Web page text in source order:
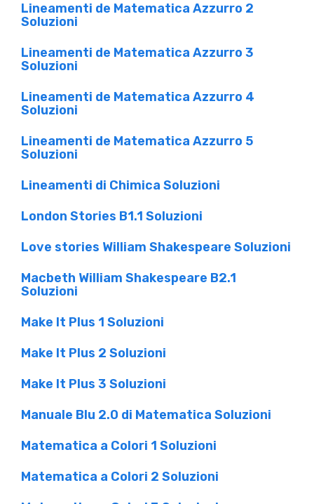
Lineamenti de Matematica Azzurro 2
Soluzioni
Lineamenti de Matematica Azzurro 3
Soluzioni
Lineamenti de Matematica Azzurro 4
Soluzioni
Lineamenti de Matematica Azzurro 5
Soluzioni
Lineamenti di Chimica Soluzioni
London Stories B1.1 Soluzioni
Love stories William Shakespeare Soluzioni
Macbeth William Shakespeare B2.1
Soluzioni
Make It Plus 1 Soluzioni
Make It Plus 2 Soluzioni
Make It Plus 3 Soluzioni
Manuale Blu 2.0 di Matematica Soluzioni
Matematica a Colori 1 Soluzioni
Matematica a Colori 2 Soluzioni